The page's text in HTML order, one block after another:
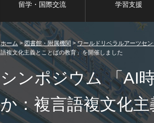
留学・国際交流 学習支援
ホーム>図書館・附属機関 >ワールドリベラルアーツセン
語複文化主義とことばの教育」を開催しました
シンポジウム 「AI
か：複言語複文化